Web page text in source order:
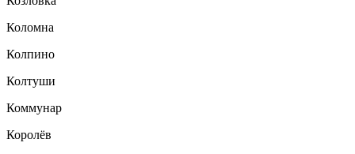
Коломна
Колпино
Колтуши
Коммунар
Королёв